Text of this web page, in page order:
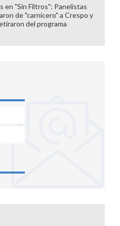
en "Sin Filtros": Panelistas
de "carnicero" a Crespo y
del programa